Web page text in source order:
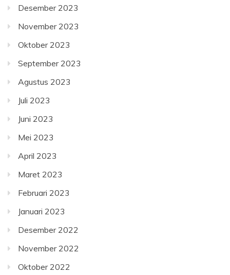
Desember 2023
November 2023
Oktober 2023
September 2023
Agustus 2023
Juli 2023
Juni 2023
Mei 2023
April 2023
Maret 2023
Februari 2023
Januari 2023
Desember 2022
November 2022
Oktober 2022